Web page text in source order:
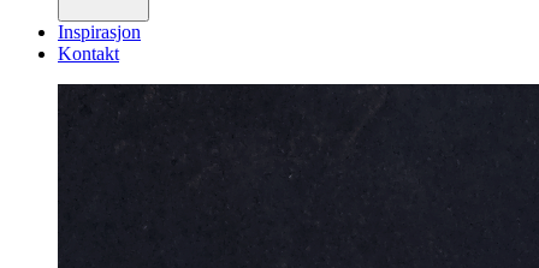
Inspirasjon
Kontakt